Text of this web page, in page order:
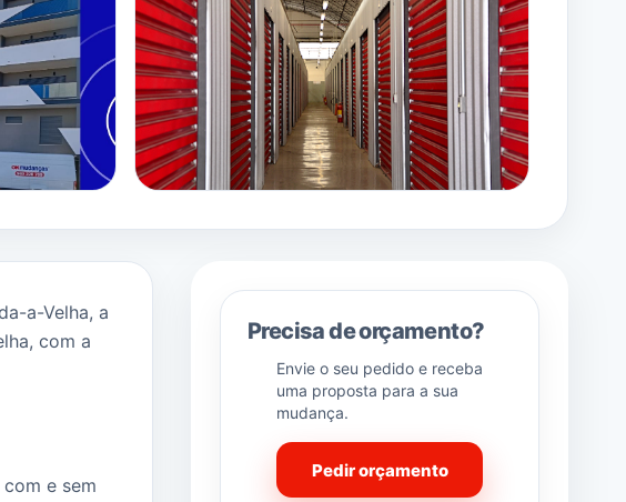
a-Velha, a
com a
e sem
Precisa de orçamento?
Envie o seu pedido e receba
uma proposta para a sua
mudança.
Pedir orçamento